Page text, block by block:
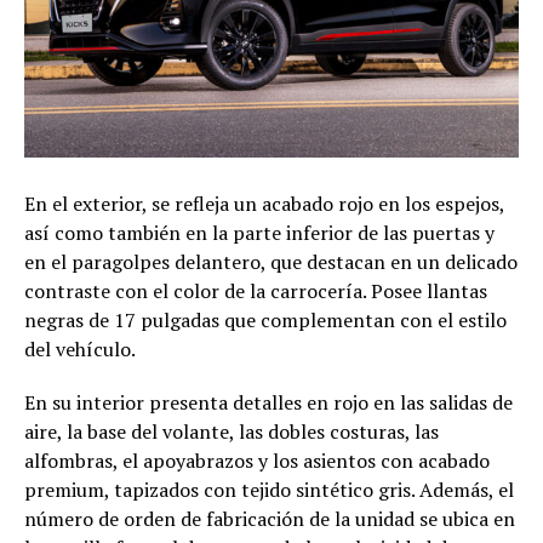
En el exterior, se refleja un acabado rojo en los espejos,
así como también en la parte inferior de las puertas y
en el paragolpes delantero, que destacan en un delicado
contraste con el color de la carrocería. Posee llantas
negras de 17 pulgadas que complementan con el estilo
del vehículo.
En su interior presenta detalles en rojo en las salidas de
aire, la base del volante, las dobles costuras, las
alfombras, el apoyabrazos y los asientos con acabado
premium, tapizados con tejido sintético gris. Además, el
número de orden de fabricación de la unidad se ubica en